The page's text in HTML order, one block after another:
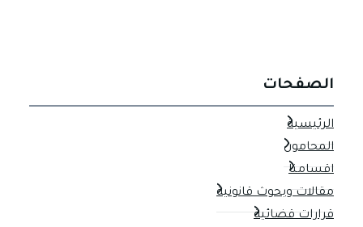
الصفحات
الرئيسية
المحامون
اقسامنا
مقالات وبحوث قانونية
قرارات قضائية